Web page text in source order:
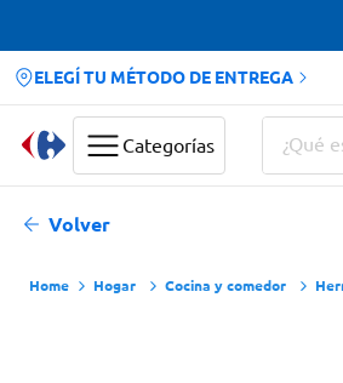
ELEGÍ TU MÉTODO DE ENTREGA
Categorías
¿Qué
Volver
Hogar Cocina y comedor
Términos más buscados